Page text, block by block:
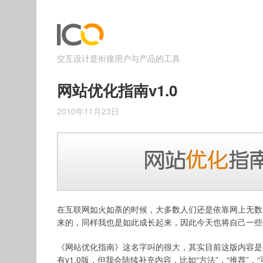
交互设计是衔接用户与产品的工具
网站优化指南v1.0
2010年11月23日
在互联网如火如荼的时候，大多数人们还是依靠网上无
来的，同样我也是如此成长起来，因此今天也将自己一
《网站优化指南》这名字叫的很大，其实目前这版内容
有v1.0版，但我会陆续补充内容，比如“方法”，“推荐”